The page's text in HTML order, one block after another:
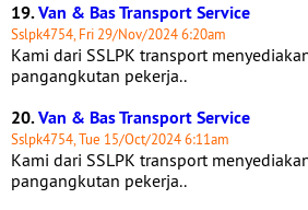
19.Van & Bas Transport Service
Sslpk4754, Fri 29/Nov/2024 6:20am
Kami dari SSLPK transport
pangangkutan pekerja..
20.Van & Bas Transport Service
Sslpk4754, Tue 15/Oct/2024 6:11am
Kami dari SSLPK transport
pangangkutan pekerja..